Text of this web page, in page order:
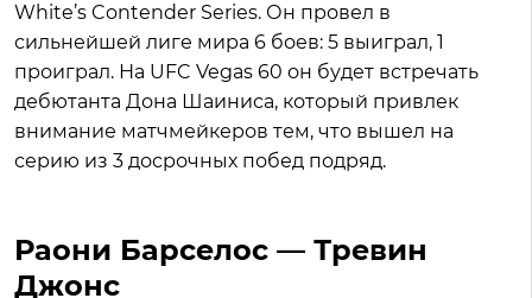
White’s Contender Series. Он провел в
сильнейшей лиге мира 6 боев: 5 выиграл, 1
проиграл. На UFC Vegas 60 он будет встречать
дебютанта Дона Шаиниса, который привлек
внимание матчмейкеров тем, что вышел на
серию из 3 досрочных побед подряд.
Раони Барселос — Тревин
Джонс